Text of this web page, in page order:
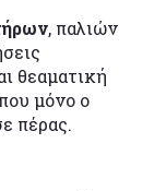
, παλιών
θεαματική
μόνο ο
πέρας.